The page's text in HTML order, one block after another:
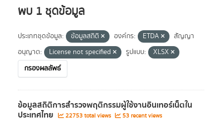
พบ 1 ชุดข้อมูล
ประเภทชุดข้อมูล: ข้อมูลสถิติ องค์กร: ETDA
สัญญา
อนุญาต:
License not specified รูปแบบ:
XLSX
กรองผลลัพธ์
ข้อมูลสถิติการสำรวจพฤติกรรมผู้ใช้งานอินเทอร์เน็ตใน
ประเทศไทย 22753 total views 53 recent views